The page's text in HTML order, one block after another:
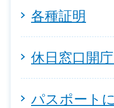
各種証明
休日窓口開
パスポート